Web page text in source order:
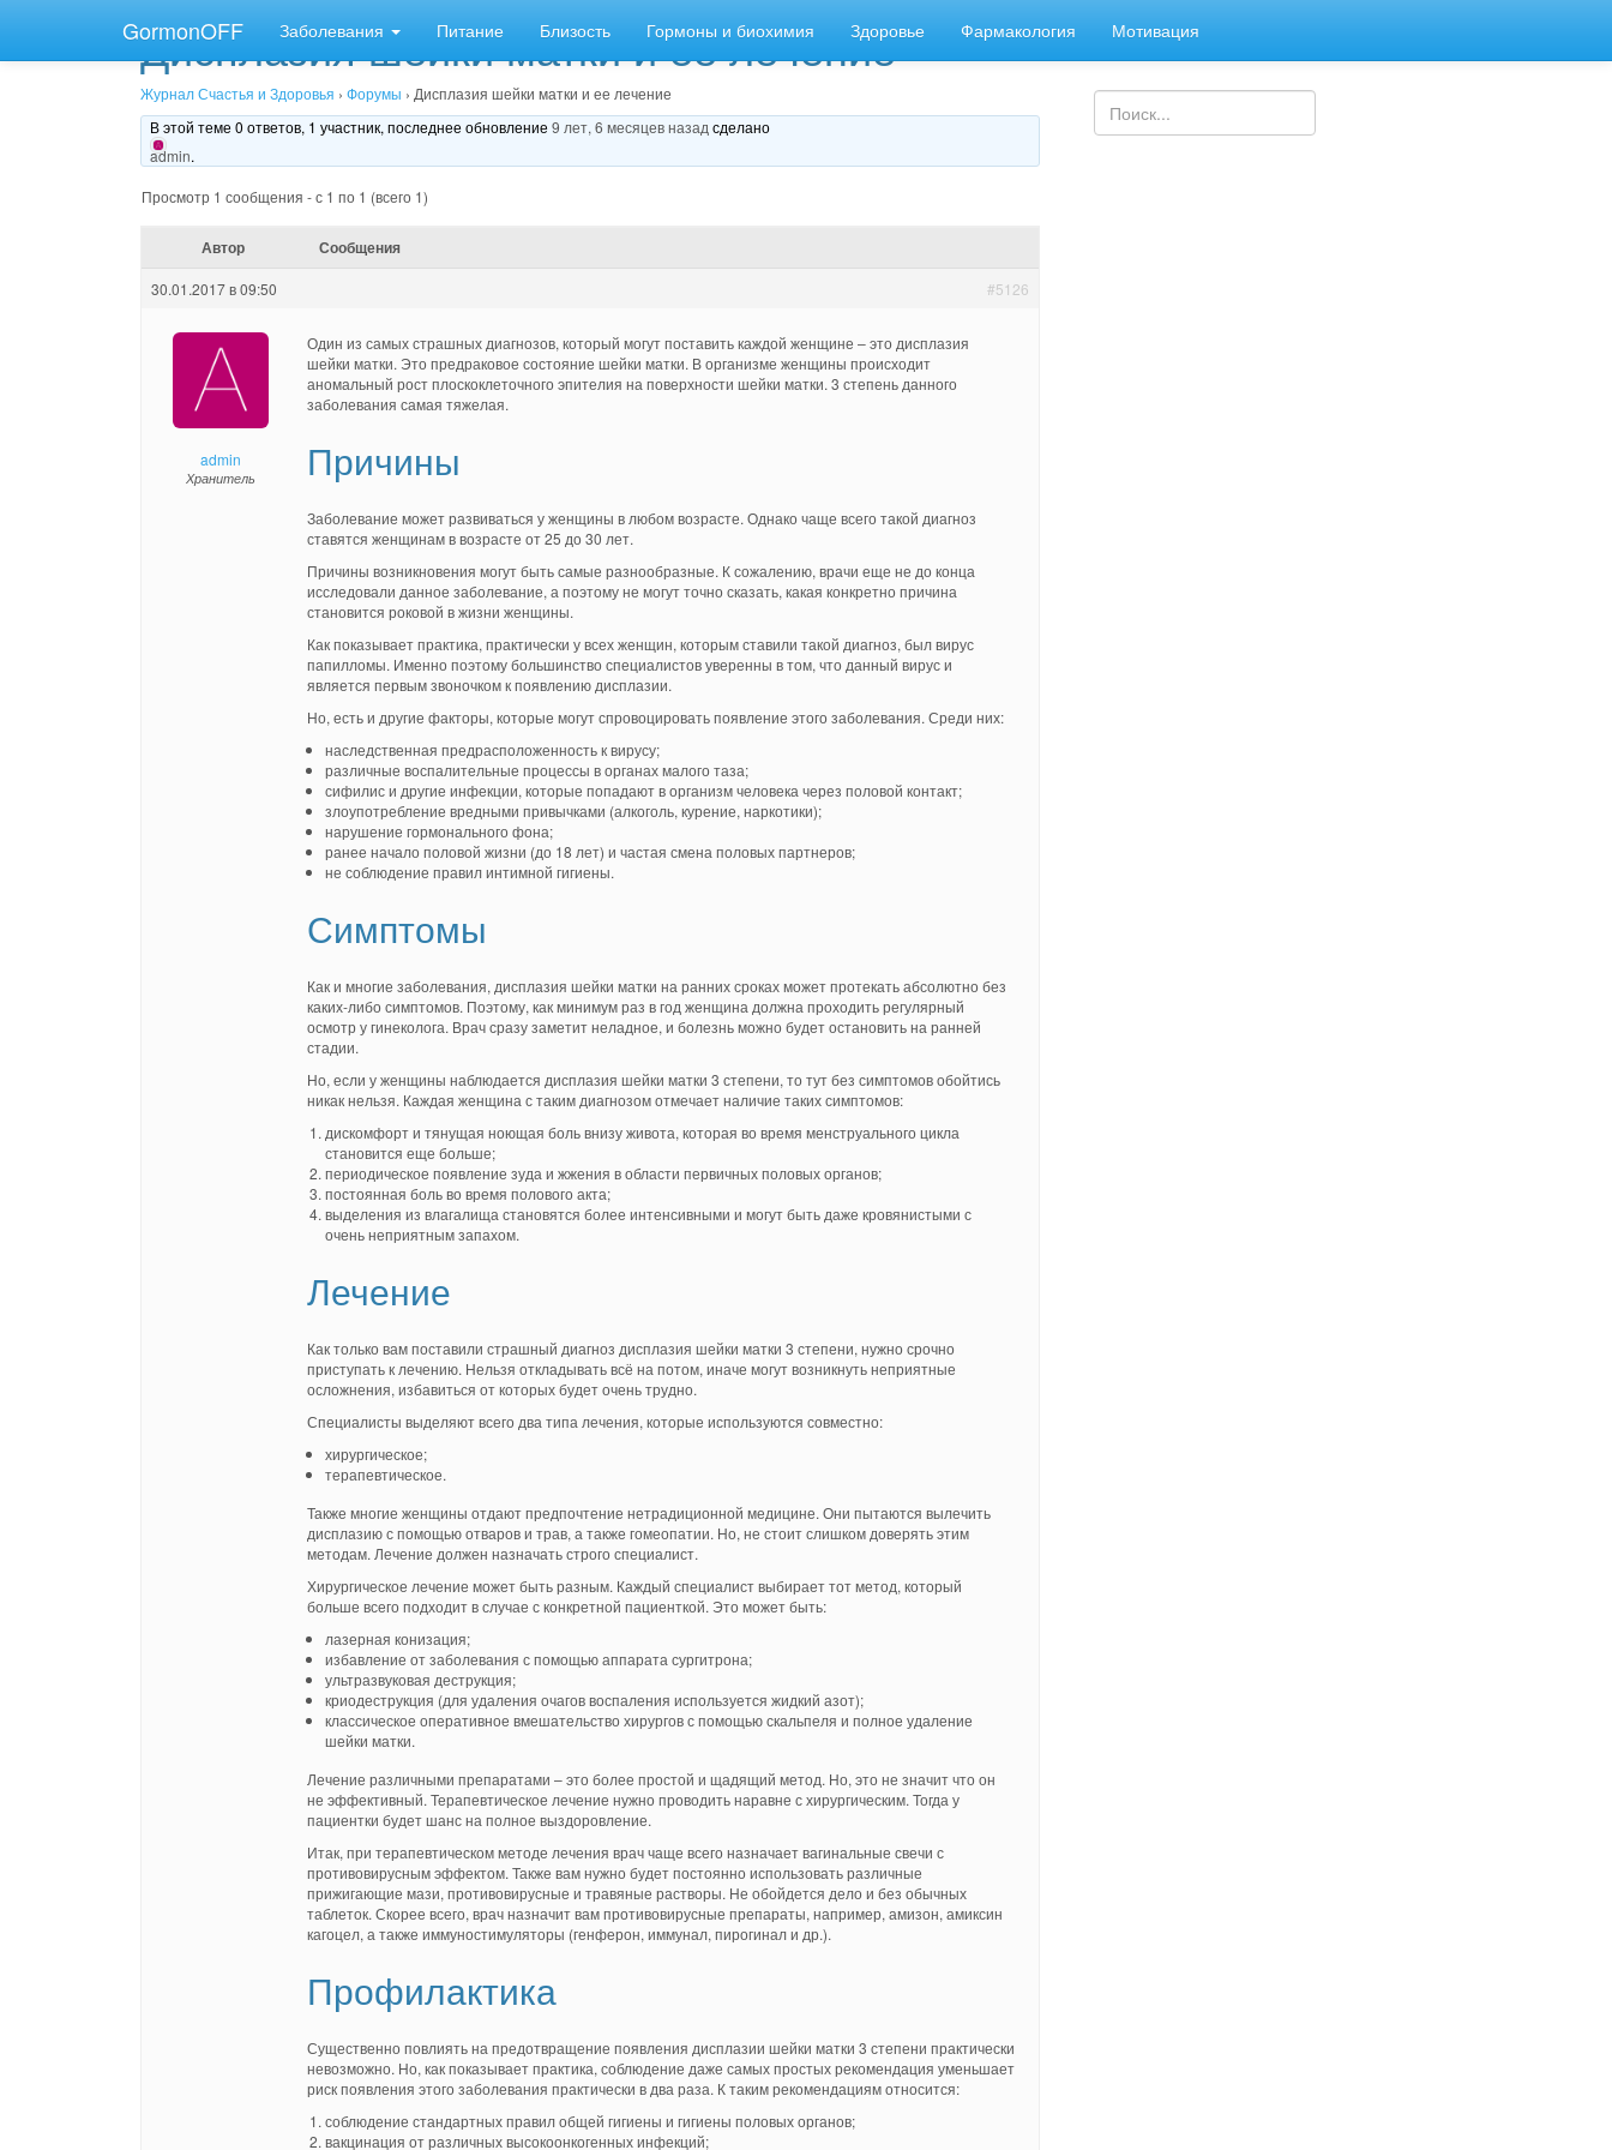
GormonOFF Заболевания Питание Близость Гормоны и биохимия Здоровье Фармакология Мотивация
Дисплазия шейки матки и ее лечение
Журнал Счастья и Здоровья › Форумы › Дисплазия шейки матки и ее лечение
В этой теме 0 ответов, 1 участник, последнее обновление9 лет, 6 месяцев назад сделано
admin.
Просмотр 1 сообщения - с 1 по 1 (всего 1)
Автор Сообщения
30.01.2017 в 09:50 #5126
admin
Хранитель
Один из самых страшных диагнозов, который могут поставить каждой женщине – это дисплазия
шейки матки. Это предраковое состояние шейки матки. В организме женщины происходит
аномальный рост плоскоклеточного эпителия на поверхности шейки матки. 3 степень данного
заболевания самая тяжелая.
Причины
Заболевание может развиваться у женщины в любом возрасте. Однако чаще всего такой диагноз
ставятся женщинам в возрасте от 25 до 30 лет.
Причины возникновения могут быть самые разнообразные. К сожалению, врачи еще не до конца
исследовали данное заболевание, а поэтому не могут точно сказать, какая конкретно причина
становится роковой в жизни женщины.
Как показывает практика, практически у всех женщин, которым ставили такой диагноз, был вирус
папилломы. Именно поэтому большинство специалистов уверенны в том, что данный вирус и
является первым звоночком к появлению дисплазии.
Но, есть и другие факторы, которые могут спровоцировать появление этого заболевания. Среди них:
наследственная предрасположенность к вирусу;
различные воспалительные процессы в органах малого таза;
сифилис и другие инфекции, которые попадают в организм человека через половой контакт;
злоупотребление вредными привычками (алкоголь, курение, наркотики);
нарушение гормонального фона;
ранее начало половой жизни (до 18 лет) и частая смена половых партнеров;
не соблюдение правил интимной гигиены.
Симптомы
Как и многие заболевания, дисплазия шейки матки на ранних сроках может протекать абсолютно без
каких-либо симптомов. Поэтому, как минимум раз в год женщина должна проходить регулярный
осмотр у гинеколога. Врач сразу заметит неладное, и болезнь можно будет остановить на ранней
стадии.
Но, если у женщины наблюдается дисплазия шейки матки 3 степени, то тут без симптомов обойтись
никак нельзя. Каждая женщина с таким диагнозом отмечает наличие таких симптомов:
дискомфорт и тянущая ноющая боль внизу живота, которая во время менструального цикла
становится еще больше;
периодическое появление зуда и жжения в области первичных половых органов;
постоянная боль во время полового акта;
выделения из влагалища становятся более интенсивными и могут быть даже кровянистыми с
очень неприятным запахом.
Лечение
Как только вам поставили страшный диагноз дисплазия шейки матки 3 степени, нужно срочно
приступать к лечению. Нельзя откладывать всё на потом, иначе могут возникнуть неприятные
осложнения, избавиться от которых будет очень трудно.
Специалисты выделяют всего два типа лечения, которые используются совместно:
хирургическое;
терапевтическое.
Также многие женщины отдают предпочтение нетрадиционной медицине. Они пытаются вылечить
дисплазию с помощью отваров и трав, а также гомеопатии. Но, не стоит слишком доверять этим
методам. Лечение должен назначать строго специалист.
Хирургическое лечение может быть разным. Каждый специалист выбирает тот метод, который
больше всего подходит в случае с конкретной пациенткой. Это может быть:
лазерная конизация;
избавление от заболевания с помощью аппарата сургитрона;
ультразвуковая деструкция;
криодеструкция (для удаления очагов воспаления используется жидкий азот);
классическое оперативное вмешательство хирургов с помощью скальпеля и полное удаление
шейки матки.
Лечение различными препаратами – это более простой и щадящий метод. Но, это не значит что он
не эффективный. Терапевтическое лечение нужно проводить наравне с хирургическим. Тогда у
пациентки будет шанс на полное выздоровление.
Итак, при терапевтическом методе лечения врач чаще всего назначает вагинальные свечи с
противовирусным эффектом. Также вам нужно будет постоянно использовать различные
прижигающие мази, противовирусные и травяные растворы. Не обойдется дело и без обычных
таблеток. Скорее всего, врач назначит вам противовирусные препараты, например, амизон, амиксин
кагоцел, а также иммуностимуляторы (генферон, иммунал, пирогинал и др.).
Профилактика
Существенно повлиять на предотвращение появления дисплазии шейки матки 3 степени практически
невозможно. Но, как показывает практика, соблюдение даже самых простых рекомендация уменьшает
риск появления этого заболевания практически в два раза. К таким рекомендациям относится:
соблюдение стандартных правил общей гигиены и гигиены половых органов;
вакцинация от различных высокоонкогенных инфекций;